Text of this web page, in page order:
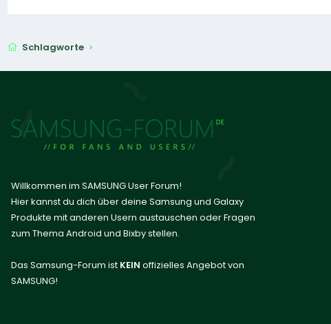
Schlagworte
Willkommen im SAMSUNG User Forum!
Hier kannst du dich über deine Samsung und Galaxy
Produkte mit anderen Usern austauschen oder Fragen
zum Thema Android und Bixby stellen.
Das Samsung-Forum ist KEIN offizielles Angebot von
SAMSUNG!